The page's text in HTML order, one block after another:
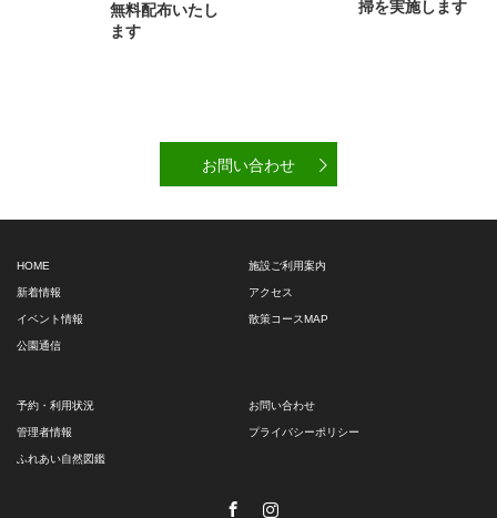
無料配布いたし
ます
掃を実施します
お問い合わせ
HOME
新着情報
イベント情報
公園通信
施設ご利用案内
アクセス
散策コースMAP
予約・利用状況
管理者情報
ふれあい自然図鑑
お問い合わせ
プライバシーポリシー